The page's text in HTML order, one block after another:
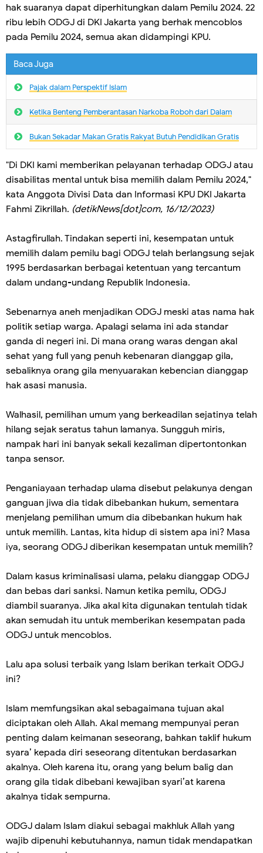
hak suaranya dapat diperhitungkan dalam Pemilu 2024. 22
ribu lebih ODGJ di DKI Jakarta yang berhak mencoblos
pada Pemilu 2024, semua akan didampingi KPU.
Baca Juga
Pajak dalam Perspektif Islam
Ketika Benteng Pemberantasan Narkoba Roboh dari Dalam
Bukan Sekadar Makan Gratis Rakyat Butuh Pendidikan Gratis
"Di DKI kami memberikan pelayanan terhadap ODGJ atau
disabilitas mental untuk bisa memilih dalam Pemilu 2024,"
kata Anggota Divisi Data dan Informasi KPU DKI Jakarta
Fahmi Zikrillah. (detikNews[dot]com, 16/12/2023)
Astagfirullah. Tindakan seperti ini, kesempatan untuk
memilih dalam pemilu bagi ODGJ telah berlangsung sejak
1995 berdasarkan berbagai ketentuan yang tercantum
dalam undang-undang Republik Indonesia.
Sebenarnya aneh menjadikan ODGJ meski atas nama hak
politik setiap warga. Apalagi selama ini ada standar
ganda di negeri ini. Di mana orang waras dengan akal
sehat yang full yang penuh kebenaran dianggap gila,
sebaliknya orang gila menyuarakan kebencian dianggap
hak asasi manusia.
Walhasil, pemilihan umum yang berkeadilan sejatinya telah
hilang sejak seratus tahun lamanya. Sungguh miris,
nampak hari ini banyak sekali kezaliman dipertontonkan
tanpa sensor.
Penganiayaan terhadap ulama disebut pelakunya dengan
ganguan jiwa dia tidak dibebankan hukum, sementara
menjelang pemilihan umum dia dibebankan hukum hak
untuk memilih. Lantas, kita hidup di sistem apa ini? Masa
iya, seorang ODGJ diberikan kesempatan untuk memilih?
Dalam kasus kriminalisasi ulama, pelaku dianggap ODGJ
dan bebas dari sanksi. Namun ketika pemilu, ODGJ
diambil suaranya. Jika akal kita digunakan tentulah tidak
akan semudah itu untuk memberikan kesempatan pada
ODGJ untuk mencoblos.
Lalu apa solusi terbaik yang Islam berikan terkait ODGJ
ini?
Islam memfungsikan akal sebagaimana tujuan akal
diciptakan oleh Allah. Akal memang mempunyai peran
penting dalam keimanan seseorang, bahkan taklif hukum
syara’ kepada diri seseorang ditentukan berdasarkan
akalnya. Oleh karena itu, orang yang belum balig dan
orang gila tidak dibebani kewajiban syari’at karena
akalnya tidak sempurna.
ODGJ dalam Islam diakui sebagai makhluk Allah yang
wajib dipenuhi kebutuhannya, namun tidak mendapatkan